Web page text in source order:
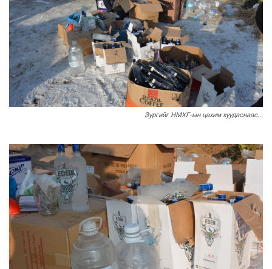
Зургийг НМХГ-ын цахим хуудаснаас...